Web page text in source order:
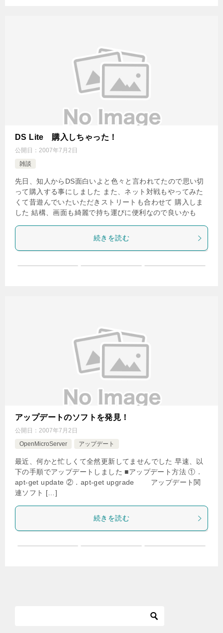
DS Lite 購入しちゃった！
公開日： 2007年7月2日
雑談
先日、知人からDS面白いよと色々と言われてたので思い切
って購入する事にしました また、ネット対戦もやってみた
くて昔遊んでいたいただきストリートも合わせて 購入しま
した 結構、画面も綺麗で持ち運びに便利なので良いかも
続きを読む
アップデートのソフトを発見！
公開日： 2007年7月2日
OpenMicroServer
アップデート
最近、何かと忙しくて全然更新してませんでした 早速、以
下の手順でアップデートしました ■アップデート方法 ①．
apt-get update ②．apt-get upgrade アップデート関
連ソフト […]
続きを読む